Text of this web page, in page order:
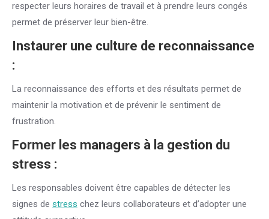
respecter leurs horaires de travail et à prendre leurs congés
permet de préserver leur bien-être.
Instaurer une culture de reconnaissance
:
La reconnaissance des efforts et des résultats permet de
maintenir la motivation et de prévenir le sentiment de
frustration.
Former les managers à la gestion du
stress :
Les responsables doivent être capables de détecter les
signes de stress chez leurs collaborateurs et d’adopter une